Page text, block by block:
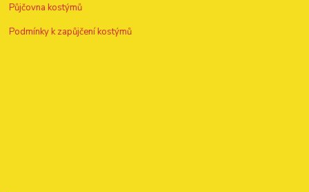
Půjčovna kostýmů
Podmínky k zapůjčení kostýmů